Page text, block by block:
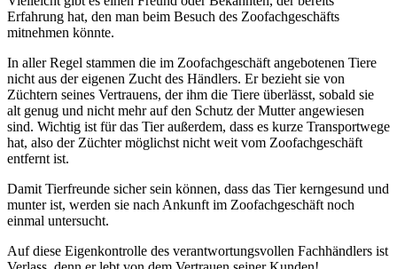
Erfahrung hat, den man beim Besuch des Zoofachgeschäfts
mitnehmen könnte.
In aller Regel stammen die im Zoofachgeschäft angebotenen Tiere
nicht aus der eigenen Zucht des Händlers. Er bezieht sie von
Züchtern seines Vertrauens, der ihm die Tiere überlässt, sobald sie
alt genug und nicht mehr auf den Schutz der Mutter angewiesen
sind. Wichtig ist für das Tier außerdem, dass es kurze Transportwege
hat, also der Züchter möglichst nicht weit vom Zoofachgeschäft
entfernt ist.
Damit Tierfreunde sicher sein können, dass das Tier kerngesund und
munter ist, werden sie nach Ankunft im Zoofachgeschäft noch
einmal untersucht.
Auf diese Eigenkontrolle des verantwortungsvollen Fachhändlers ist